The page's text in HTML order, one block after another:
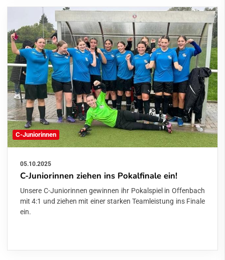
C-Juniorinnen
05.10.2025
C-Juniorinnen ziehen ins Pokalfinale ein!
Unsere C-Juniorinnen gewinnen ihr Pokalspiel in Offenbach
mit 4:1 und ziehen mit einer starken Teamleistung ins Finale
ein.